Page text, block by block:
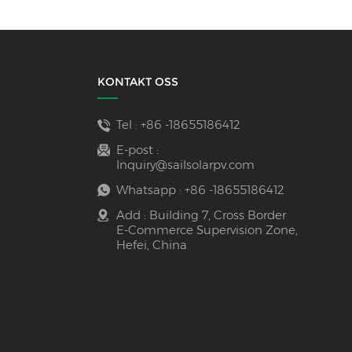
KONTAKT OSS
Tel : +86 -18655186412
E-post :
Inquiry@sailsolarpv.com
Whatsapp : +86 -18655186412
Add : Building 7, Cross Border
E-Commerce Supervision Zone,
Hefei, China